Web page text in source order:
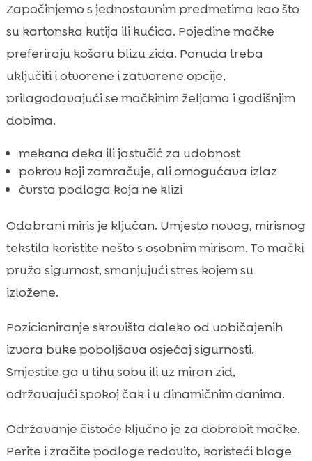
Započinjemo s jednostavnim predmetima kao što
su kartonska kutija ili kućica. Pojedine mačke
preferiraju košaru blizu zida. Ponuda treba
uključiti i otvorene i zatvorene opcije,
prilagođavajući se mačkinim željama i godišnjim
dobima.
mekana deka ili jastučić za udobnost
pokrov koji zamračuje, ali omogućava izlaz
čvrsta podloga koja ne klizi
Odabrani miris je ključan. Umjesto novog, mirisnog
tekstila koristite nešto s osobnim mirisom. To mački
pruža sigurnost, smanjujući stres kojem su
izložene.
Pozicioniranje skrovišta daleko od uobičajenih
izvora buke poboljšava osjećaj sigurnosti.
Smjestite ga u tihu sobu ili uz miran zid,
održavajući spokoj čak i u dinamičnim danima.
Održavanje čistoće ključno je za dobrobit mačke.
Perite i zračite podloge redovito, koristeći blage